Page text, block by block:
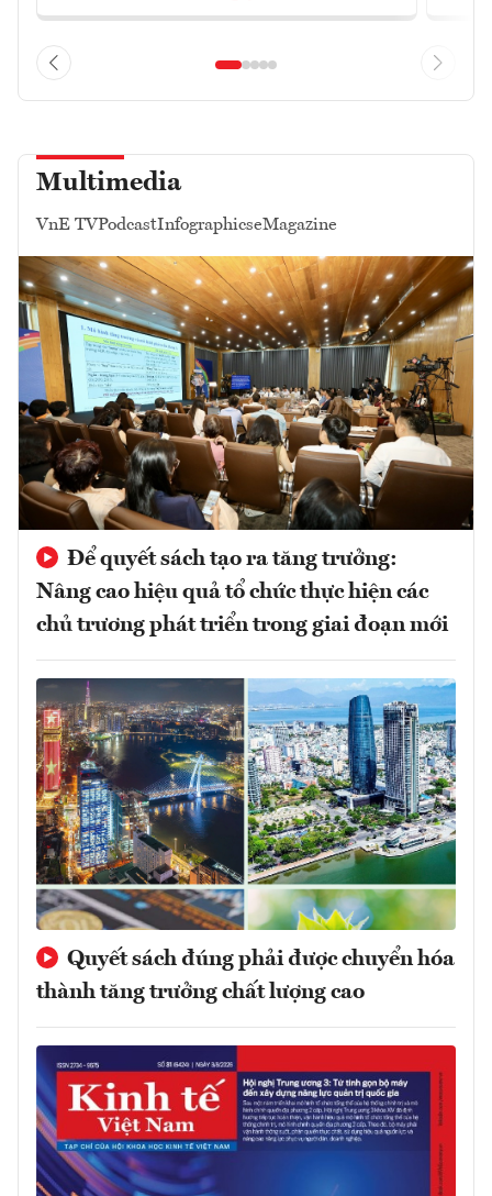
Multimedia
VnE TVPodcastInfographicseMagazine
Để quyết sách tạo ra tăng trưởng:
Nâng cao hiệu quả tổ chức thực hiện các
chủ trương phát triển trong giai đoạn mới
Quyết sách đúng phải được chuyển hóa
thành tăng trưởng chất lượng cao